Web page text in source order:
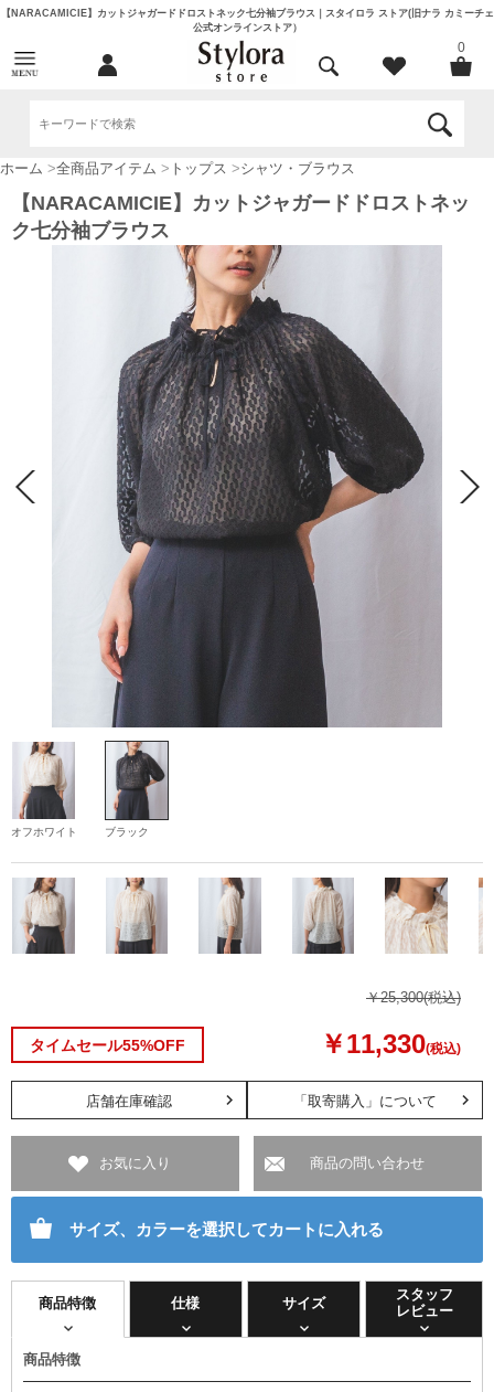
【NARACAMICIE】カットジャガードドロストネック七分袖ブラウス｜スタイロラ ストア(旧ナラ カミーチェ
公式オンラインストア）
0
ホーム >全商品アイテム > トップス >シャツ・ブラウス
【NARACAMICIE】カットジャガードドロストネッ
ク七分袖ブラウス
オフホワイト ブラック
￥25,300(税込)
タイムセール55%OFF ￥11,330(税込)
「取寄購入」について
店舗在庫確認
お気に入り 商品の問い合わせ
サイズ、カラーを選択してカートに入れる
商品特徴 仕様 サイズ
スタッフ
レビュー
商品特徴